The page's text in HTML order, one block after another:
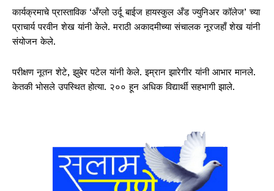
कार्यक्रमाचे प्रास्ताविक ‘अँग्लो उर्दू बाईज हायस्कुल अँड ज्युनिअर कॉलेज’ च्या
प्राचार्य परवीन शेख यांनी केले. मराठी अकादमीच्या संचालक नूरजहाँ शेख यांनी
संयोजन केले.
परीक्षण नूतन शेटे, झुबेर पटेल यांनी केले. इम्रान झारेगीर यांनी आभार मानले.
केतकी भोसले उपस्थित होत्या. २०० हून अधिक विद्यार्थी सहभागी झाले.